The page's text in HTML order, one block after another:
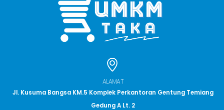
ALAMAT
Jl. Kusuma Bangsa KM.5 Komplek Perkantoran Gentung Temiang
Gedung A Lt. 2